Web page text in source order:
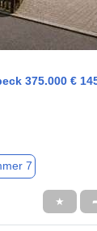
375.000 €
7
★